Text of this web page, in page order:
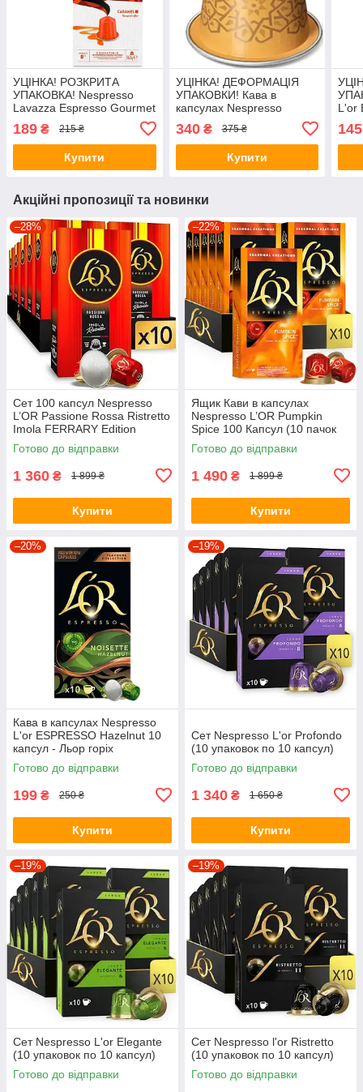
УЦІНКА! РОЗКРИТА
УПАКОВКА! Nespresso
Lavazza Espresso Gourmet
189 ₴ 215 ₴
Купити
УЦІНКА! ДЕФОРМАЦІЯ
УПАКОВКИ! Кава в
капсулах Nespresso
340₴ 375 ₴
Купити
L'or
145
Акційні пропозиції та новинки
–28%
Сет 100 капсул Nespresso
L’OR Passione Rossa Ristretto
Imola FERRARY Edition
Готово до відправки
1 360 ₴ 1 899 ₴
Купити
–22%
Ящик Кави в капсулах
Nespresso L’OR Pumpkin
Spice 100 Капсул (10 пачок
по 10 капсул)
Готово до відправки
1 490 ₴ 1 899 ₴
Купити
–20%
Кава в капсулах Nespresso
L'or ESPRESSO Hazelnut 10
капсул - Льор горіх
Готово до відправки
199 ₴ 250 ₴
Купити
–19%
Сет Nespresso L'or Profondo
(10 упаковок по 10 капсул)
Готово до відправки
1 340 ₴ 1 650 ₴
Купити
–19%
Сет Nespresso L'or Elegante
(10 упаковок по 10 капсул)
Готово до відправки
–19%
Сет Nespresso l'or Ristretto
(10 упаковок по 10 капсул)
Готово до відправки